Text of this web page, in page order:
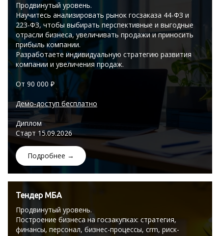
Продвинутый уровень.
Научитесь анализировать рынок госзаказа 44-ФЗ и
223-ФЗ, чтобы выбирать перспективные и выгодные
отрасли бизнеса, увеличивать продажи и приносить
прибыль компании.
Разработаете индивидуальную стратегию развития
компании и увеличения продаж.
От 90 000 ₽
Демо-доступ бесплатно
Диплом
Старт 15.09.2026
Подробнее →
Тендер МБА
Продвинутый уровень.
Построение бизнеса на госзакупках: стратегия,
финансы, персонал, бизнес-процессы, crm, риск-